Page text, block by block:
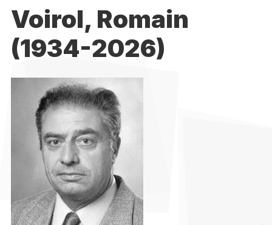
Voirol, Romain
(1934-2026)